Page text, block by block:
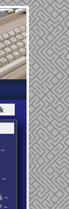
~
~
~